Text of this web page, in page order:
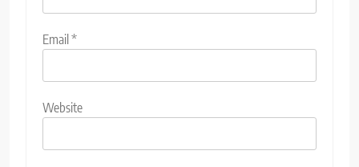
Email *
Website